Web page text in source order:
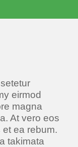
eirmod
magna
At vero eos
ea rebum.
takimata